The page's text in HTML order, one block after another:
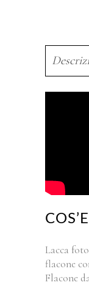
Lacca
flacone
Flacone